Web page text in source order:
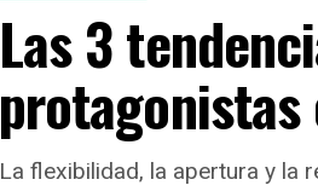
Las 3
La flexibilidad, la apertura y la